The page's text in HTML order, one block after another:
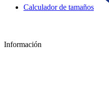
Calculador de tamaños
Información